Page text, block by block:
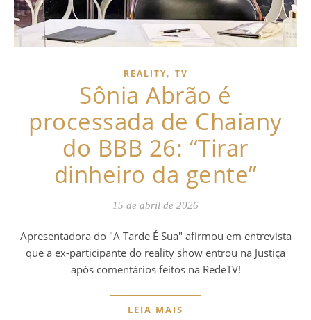
REALITY, TV
Sônia Abrão é
processada de Chaiany
do BBB 26: “Tirar
dinheiro da gente”
15 de abril de 2026
Apresentadora do "A Tarde É Sua" afirmou em entrevista
que a ex-participante do reality show entrou na Justiça
após comentários feitos na RedeTV!
LEIA MAIS